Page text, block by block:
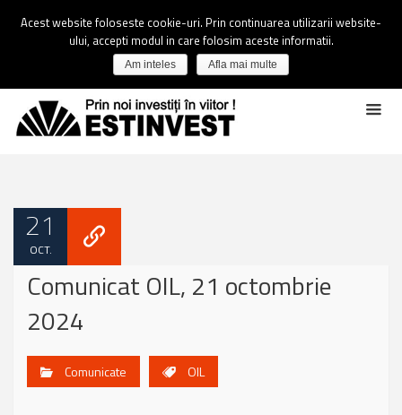
21
OCT.
Comunicat OIL, 21 octombrie
2024
Comunicate OIL
Acest website foloseste cookie-uri. Prin continuarea utilizarii website-
ului, accepti modul in care folosim aceste informatii.
Am inteles Afla mai multe